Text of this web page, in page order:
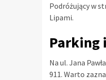
Podróżujący w
Lipami.
Parking
Na ul. Jana
911. Warto